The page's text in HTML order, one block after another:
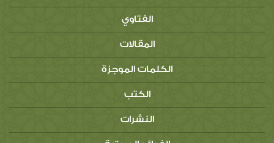
الفتاوي
المقالات
الكلمات الموجزة
الكتب
النشرات